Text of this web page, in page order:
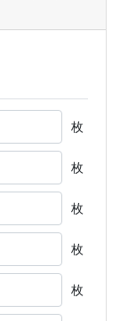
枚
枚
枚
枚
枚